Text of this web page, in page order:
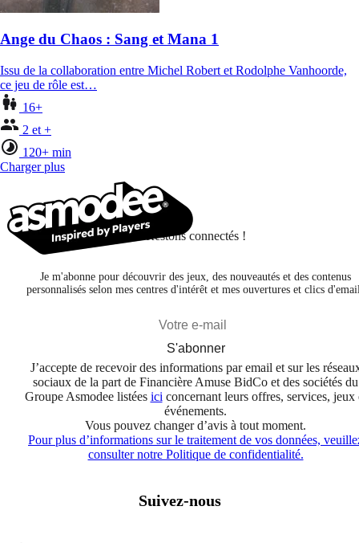
Ange du Chaos : Sang et Mana 1
Issu de la collaboration entre Michel Robert et Rodolphe Vanhoorde,
ce jeu de rôle est…
16+
2 et +
120+ min
Charger plus
Restons connectés !
Je m'abonne pour découvrir des jeux, des nouveautés et des contenus
personnalisés selon mes centres d'intérêt et mes ouvertures et clics
S'abonner
J’accepte de recevoir des informations par email et sur les
sociaux de la part de Financière Amuse BidCo et des sociétés du
Groupe Asmodee listées ici concernant leurs offres, services, jeux
événements.
Vous pouvez changer d’avis à tout moment.
Pour plus d’informations sur le traitement de vos données,
consulter notre Politique de confidentialité.
Suivez-nous